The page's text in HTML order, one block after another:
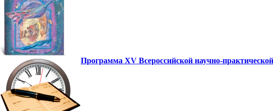
Программа XV Всероссийской научно-